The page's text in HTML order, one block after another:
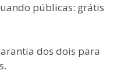
públicas: grátis
dos dois para